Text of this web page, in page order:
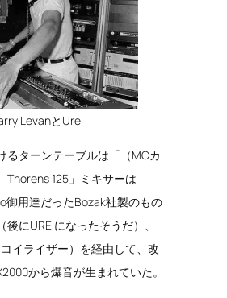
LevanとUrei
るターンテーブルは「（MCカ
Thorens 125」ミキサーは
御用達だったBozak社製のもの
後にUREIになったそうだ）、
コイライザー）を経由して、改
から爆音が生まれていた。